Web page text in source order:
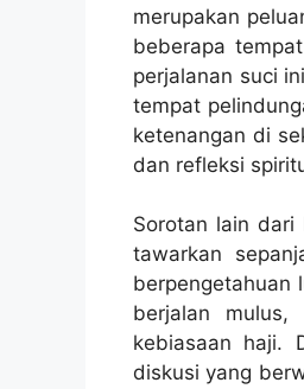
merupakan
beberapa
perjalanan suci
tempat
ketenangan di
dan refleksi
Sorotan lain dari
tawarkan
berpengetahuan
berjalan mulus,
kebiasaan haji.
diskusi yang